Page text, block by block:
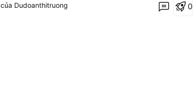
của Dudoanthitruong 0